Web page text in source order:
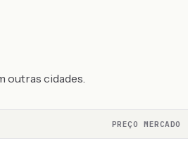
outras cidades.
PREÇO MERCADO